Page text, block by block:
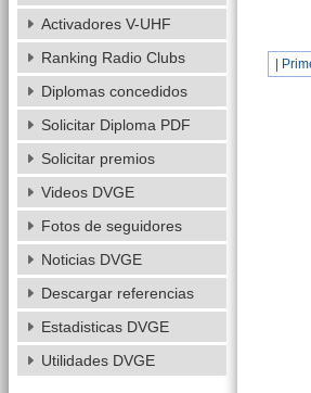
|
Activadores V-UHF
Ranking Radio Clubs
Diplomas concedidos
Solicitar Diploma PDF
Solicitar premios
Videos DVGE
Fotos de seguidores
Noticias DVGE
Descargar referencias
Estadisticas DVGE
Utilidades DVGE